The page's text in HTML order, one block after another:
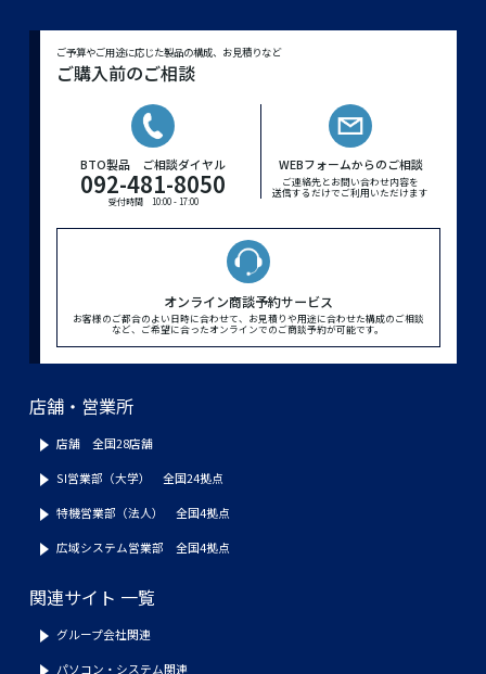
ご予算やご用途に応じた製品の構成、お見積りなど
ご購入前のご相談
BTO製品 ご相談ダイヤル
092-481-8050
受付時間 10:00 - 17:00
WEBフォームからのご相談
ご連絡先とお問い合わせ内容を
送信するだけでご利用いただけます
オンライン商談予約サービス
お客様のご都合のよい日時に合わせて、お見積りや用途に合わせた構成のご相談
など、ご希望に合ったオンラインでのご商談予約が可能です。
店舗・営業所
店舗 全国28店舗
SI営業部（大学） 全国24拠点
特機営業部（法人） 全国4拠点
広域システム営業部 全国4拠点
関連サイト 一覧
グループ会社関連
パソコン・システム関連